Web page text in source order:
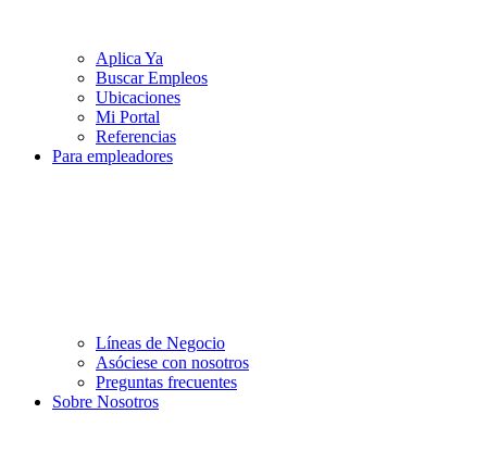
Aplica Ya
Buscar Empleos
Ubicaciones
Mi Portal
Referencias
Para empleadores
Líneas de Negocio
Asóciese con nosotros
Preguntas frecuentes
Sobre Nosotros